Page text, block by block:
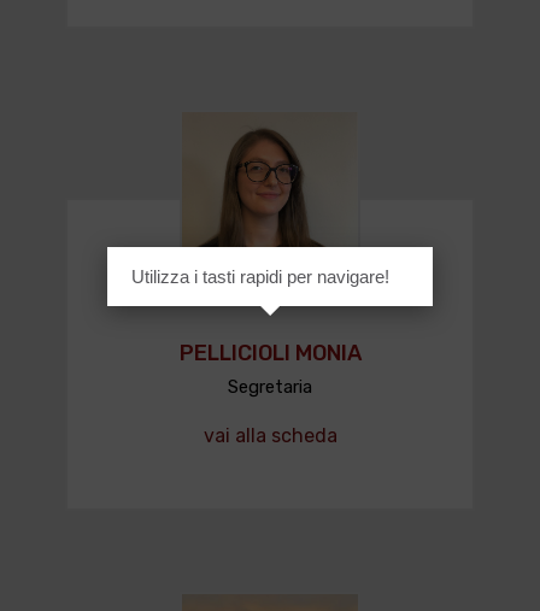
PELLICIOLI MONIA
Segretaria
vai alla scheda
Utilizza i tasti rapidi per navigare!